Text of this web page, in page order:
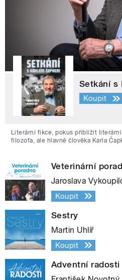
Setkání s
Koupit
Literární fikce, pokus přiblížit literární
filozofa, ale hlavně člověka Karla
Veterinární
Jaroslava
Koupit
Sestry
Martin Uhlíř
Koupit
Adventní radosti